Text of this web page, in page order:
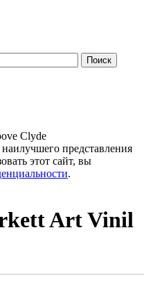
Clyde
представления
этот сайт, вы
.
Art Vinil